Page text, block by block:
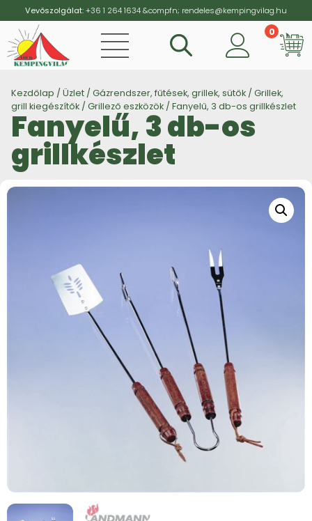
Vevőszolgálat:+36 1 264 1634&compfn; rendeles@kempingvilag.hu
0
Kezdőlap / Üzlet / Gázrendszer, fűtések, grillek, sütők / Grillek,
grill kiegészítők / Grillező eszközök / Fanyelű, 3 db-os grillkészlet
Fanyelű, 3 db-os
grillkészlet